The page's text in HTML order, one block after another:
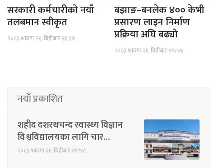
सरकारी कर्मचारीको नयाँ
तलबमान स्वीकृत
२०८३ श्रावण २१, बिहीबार ११:३१
बझाङ–बनलेक ४०० केभी
प्रसारण लाइन निर्माण
प्रक्रिया अघि बढ्यो
२०८३ श्रावण २१, बिहीबार ०९:५४
नयाँ प्रकाशित
शहीद दशरथचन्द स्वास्थ्य विज्ञान
विश्वविद्यालयका लागि चार…
२०८३ श्रावण २१, बिहीबार ११:५८